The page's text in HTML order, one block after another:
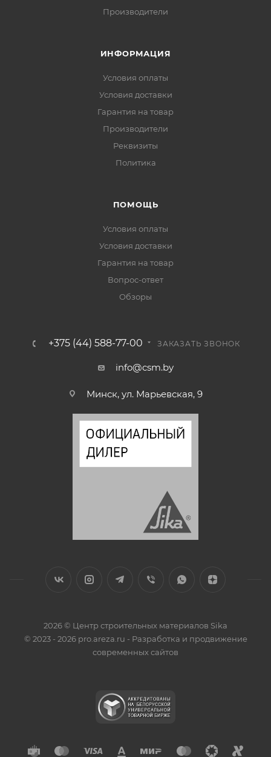
Производители
ИНФОРМАЦИЯ
Условия оплаты
Условия доставки
Гарантия на товар
Производители
Реквизиты
Политика
ПОМОЩЬ
Условия оплаты
Условия доставки
Гарантия на товар
Вопрос-ответ
Обзоры
+375 (44) 588-77-00 ЗАКАЗАТЬ ЗВОНОК
info@csm.by
Минск, ул. Марьевская, 9
2026 © Центр строительных материалов Sika
© 2023 - 2026 pro.areza.ru - Разработка и продвижение
современных сайтов